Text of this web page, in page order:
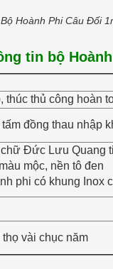
Bộ Hoành Phi Câu Đối
tin bộ
thúc thủ công hoàn
đồng thau nhập
Đức Lưu Quang
mộc, nền tô đen
phi có khung Inox
vài chục năm